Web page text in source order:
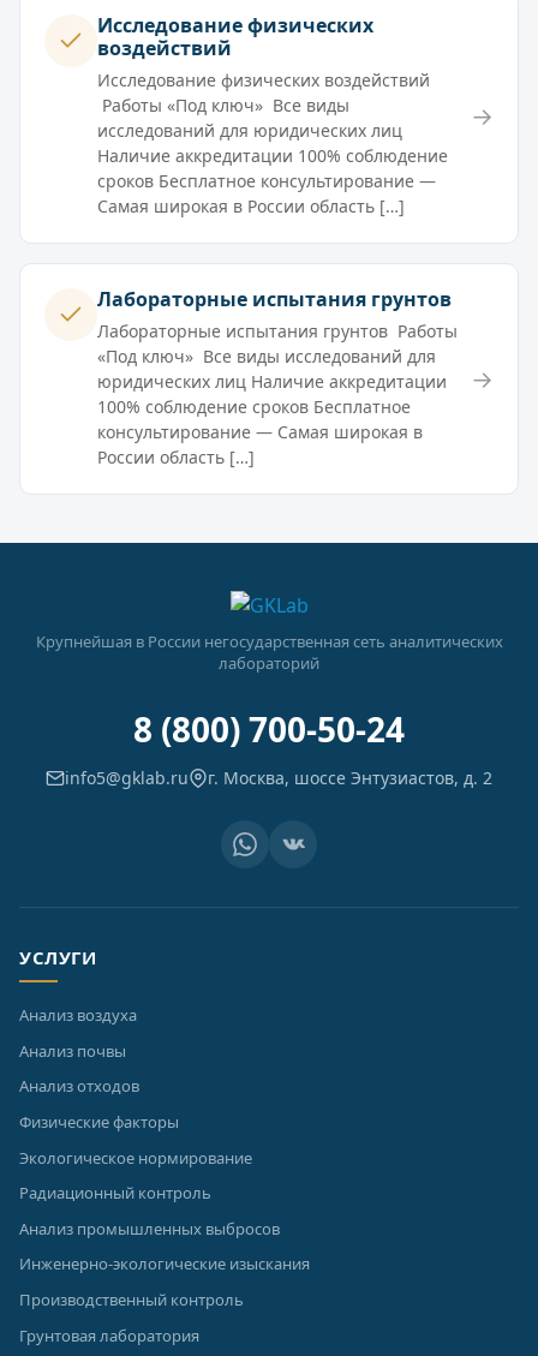
Исследование физических
воздействий
Исследование физических воздействий
Работы «Под ключ» Все виды
исследований для юридических лиц
Наличие аккредитации 100% соблюдение
сроков Бесплатное консультирование —
Самая широкая в России область […]
→
Лабораторные испытания грунтов
Лабораторные испытания грунтов Работы
«Под ключ» Все виды исследований для
юридических лиц Наличие аккредитации
100% соблюдение сроков Бесплатное
консультирование — Самая широкая в
России область […]
→
Крупнейшая в России негосударственная сеть аналитических
лабораторий
8 (800) 700-50-24
info5@gklab.ru г. Москва, шоссе Энтузиастов, д. 2
УСЛУГИ
Анализ воздуха
Анализ почвы
Анализ отходов
Физические факторы
Экологическое нормирование
Радиационный контроль
Анализ промышленных выбросов
Инженерно-экологические изыскания
Производственный контроль
Грунтовая лаборатория